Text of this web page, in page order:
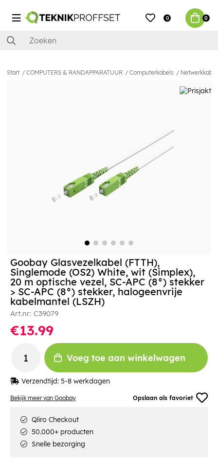
0 0
Start COMPUTERS & RANDAPPARATUUR Computerkabels
Bekijk meer van Goobay Opslaan als favoriet
Goobay Glasvezelkabel (FTTH),
Singlemode (OS2) White, wit (Simplex),
20 m optische vezel, SC-APC (8°) stekker
> SC-APC (8°) stekker, halogeenvrije
kabelmantel (LSZH)
Art.nr: C39079
€13.99
Voeg toe aan winkelwagen
Verzendtijd: 5-8 werkdagen
Qliro Checkout
50.000+ producten
Snelle bezorging